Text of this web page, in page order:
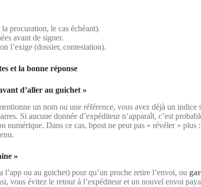
la procuration, le cas échéant).
avant de signer.
l’exige (dossier, contestation).
et la bonne réponse
d’aller au guichet »
un nom ou une référence, vous avez déjà un indice
Si aucune donnée d’expéditeur n’apparaît, c’est
numérique. Dans ce cas, bpost ne peut pas « révéler » plus
»
l’app ou au guichet) pour qu’un proche retire l’envoi, ou
vous évitez le retour à l’expéditeur et un nouvel envoi